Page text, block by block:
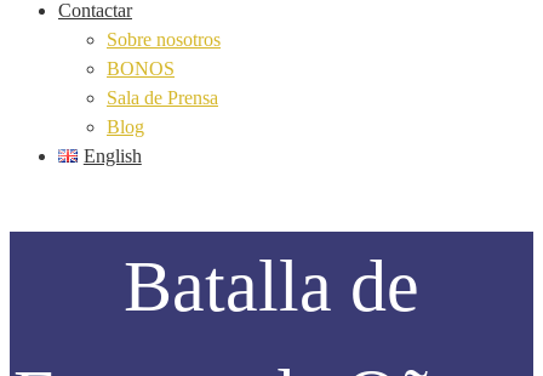
Contactar
Sobre nosotros
BONOS
Sala de Prensa
Blog
English
Batalla de